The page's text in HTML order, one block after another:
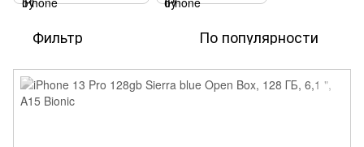
Фильтр По популярности